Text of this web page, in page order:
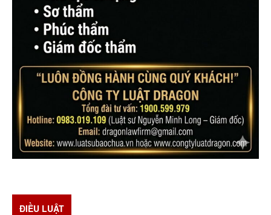
ĐIỀU LUẬT